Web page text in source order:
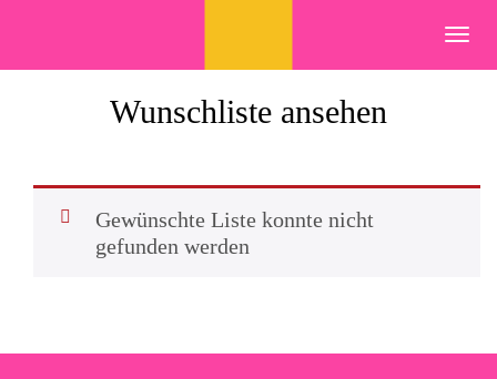
Wunschliste ansehen
Gewünschte Liste konnte nicht
gefunden werden